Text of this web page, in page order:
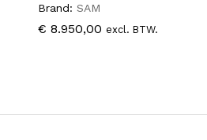
Brand: SAM
€ 8.950,00 excl. BTW.